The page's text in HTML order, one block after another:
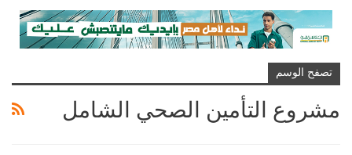
تصفح الوسم
مشروع التأمين الصحي الشامل